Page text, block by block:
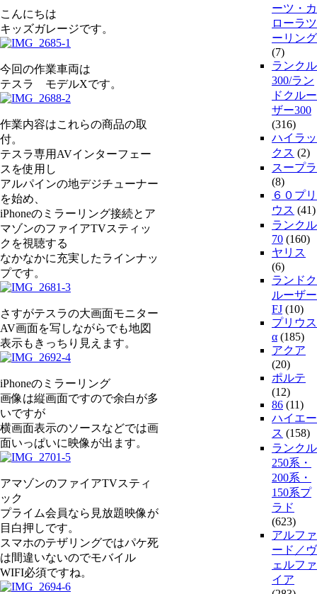
こんにちは
キッズガレージです。
今回の作業車両は
テスラ モデルXです。
作業内容はこれらの商品の取
付。
テスラ専用AVインターフェー
スを使用し
アルパインの地デジチューナー
を始め、
iPhoneのミラーリング接続とア
マゾンのファイアTVスティッ
クを視聴する
なかなかに充実したラインナッ
プです。
さすがテスラの大画面モニター
AV画面を写しながらでも地図
表示もきっちり見えます。
iPhoneのミラーリング
画像は縦画面ですので余白が多
いですが
横画面表示のソースなどでは画
面いっぱいに映像が出ます。
アマゾンのファイアTVスティ
ック
プライム会員なら見放題映像が
目白押しです。
スマホのテザリングではパケ死
は間違いないのでモバイル
WIFI必須ですね。
ーツ・カ
ローラツ
ーリング
(7)
ランクル
300/ラン
ドクルー
ザー300
(316)
ハイラッ
クス (2)
スープラ
(8)
６０プリ
ウス (41)
ランクル
70 (160)
ヤリス
(6)
ランドク
ルーザー
FJ (10)
プリウス
α (185)
アクア
(20)
ポルテ
(12)
86 (11)
ハイエー
ス (158)
ランクル
250系・
200系・
150系プ
ラド
(623)
アルファ
ード／ヴ
ェルファ
イア